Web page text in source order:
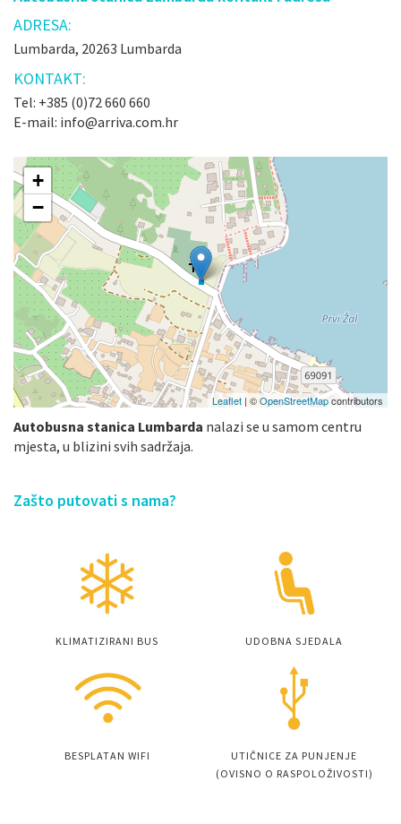
ADRESA:
Lumbarda, 20263 Lumbarda
KONTAKT:
Tel: +385 (0)72 660 660
E-mail: info@arriva.com.hr
+
−
Leaflet | ©OpenStreetMapcontributors
Autobusna stanica Lumbarda nalazi se u samom centru
mjesta, u blizini svih sadržaja.
Zašto putovati s nama?
KLIMATIZIRANI BUS UDOBNA SJEDALA
BESPLATAN WIFI
UTIČNICE ZA PUNJENJE
(OVISNO O RASPOLOŽIVOSTI)